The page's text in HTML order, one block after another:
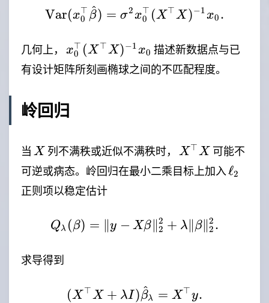
Var(x0
⊤ β
^) = σ2x0
⊤ (X⊤X)−1x0 .
几何上， x_0^\top(X^\top
X)^{-1}x_0
x0
⊤ (X⊤X)−1x0 描述新数据点与已
有设计矩阵所刻画椭球之间的不匹配程度。
岭回归
当 X
X 列不满秩或近似不满秩时，
X^\top
X
X⊤X 可能不
可逆或病态。岭回归在最小二乘目标上加入 \ell_2
ℓ2
正则项以稳定估计
Qλ (β) = ∥y − Xβ ∥2
2 + λ∥β∥2
2 .
求导得到
(X^\top X+\lambda
(X⊤X + λI)β
^λ = X⊤y.